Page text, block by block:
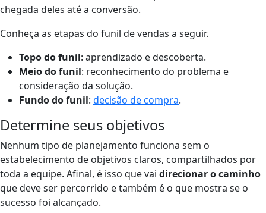
chegada deles até a conversão.
Conheça as etapas do funil de vendas a seguir.
Topo do funil: aprendizado e descoberta.
Meio do funil: reconhecimento do problema e
consideração da solução.
Fundo do funil: decisão de compra.
Determine seus objetivos
Nenhum tipo de planejamento funciona sem o
estabelecimento de objetivos claros, compartilhados por
toda a equipe. Afinal, é isso que vai direcionar o caminho
que deve ser percorrido e também é o que mostra se o
sucesso foi alcançado.